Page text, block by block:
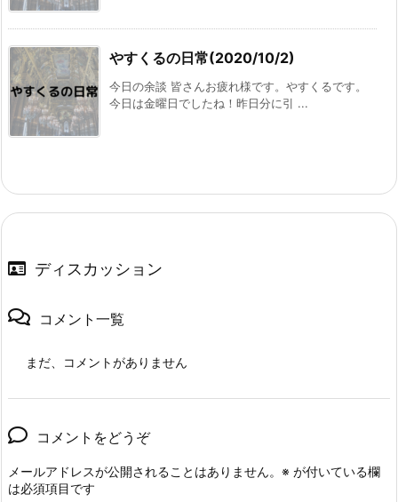
やすくるの日常(2020/10/2)
今日の余談 皆さんお疲れ様です。やすくるです。
今日は金曜日でしたね！昨日分に引 ...
ディスカッション
コメント一覧
まだ、コメントがありません
コメントをどうぞ
メールアドレスが公開されることはありません。 ※ が付いている欄
は必須項目です